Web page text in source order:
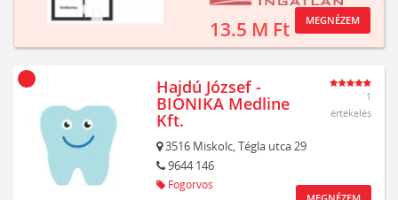
13.5 M Ft MEGNÉZEM
Hajdú József -
BIONIKA Medline
Kft.
3516 Miskolc,Tégla utca 29
9644 146
Fogorvos
1
értékelés